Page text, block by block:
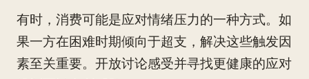
有时，消费可能是应对情绪压力的一种方式。如
果一方在困难时期倾向于超支，解决这些触发因
素至关重要。开放讨论感受并寻找更健康的应对